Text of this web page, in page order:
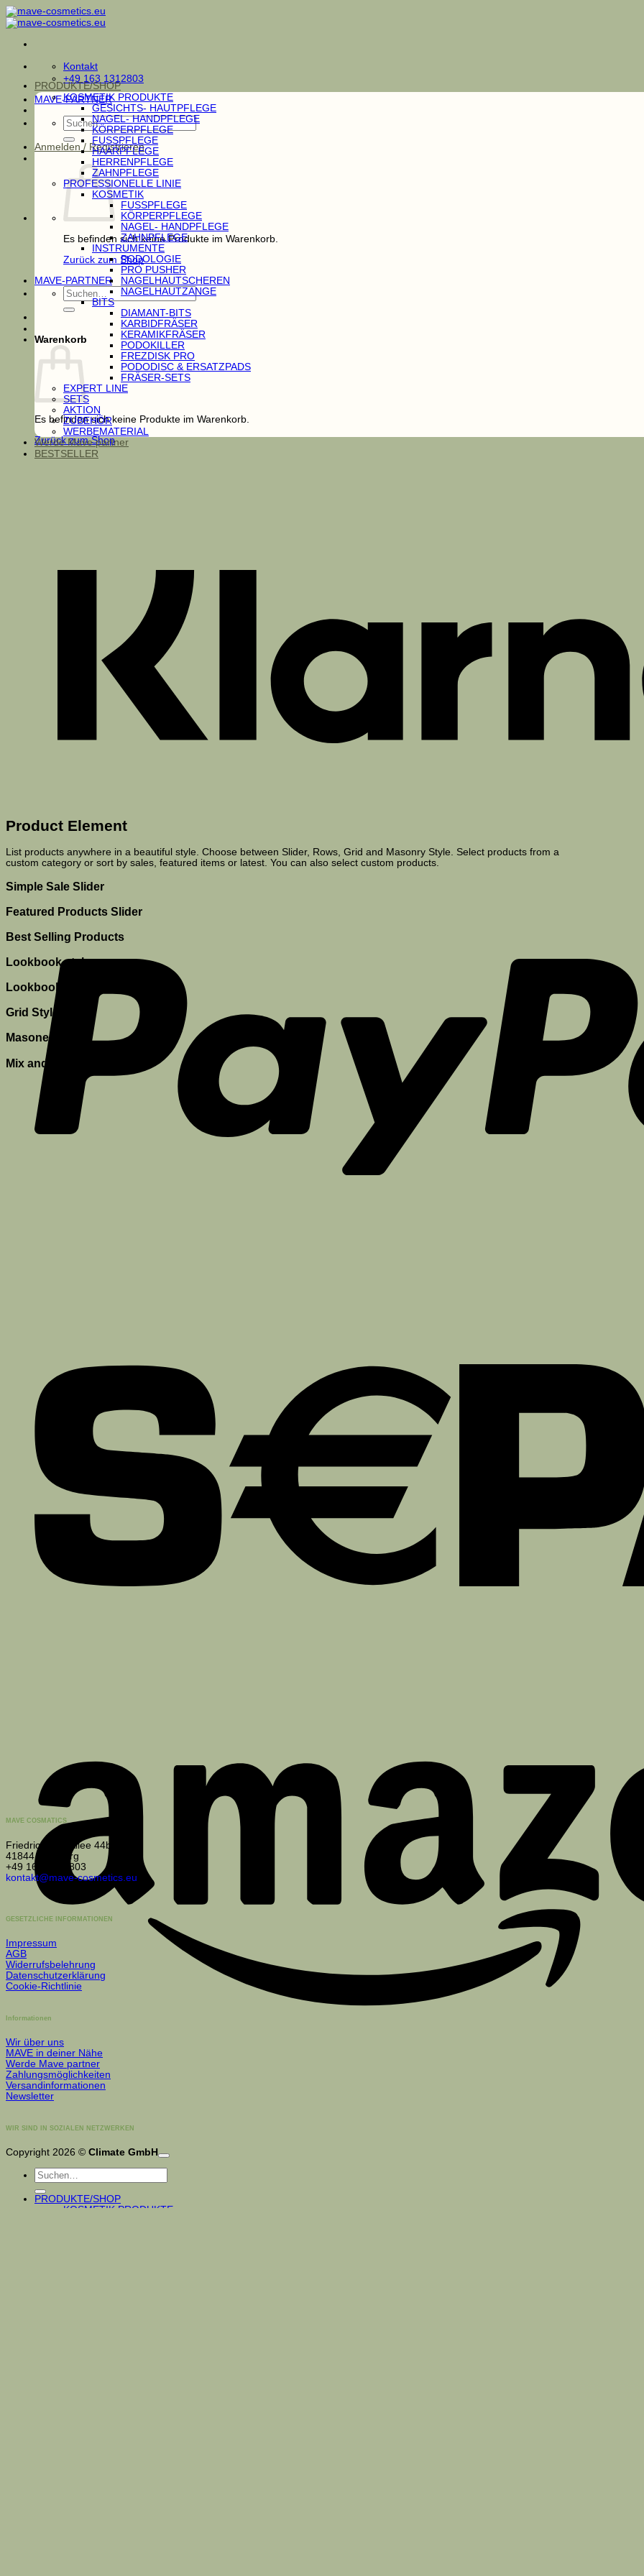
Zum
Inhalt
springen
Kontakt
+49 163 1312803
MAVE-PARTNER
Suchen
nach:
Anmelden / Registrieren
Es befinden sich keine Produkte im Warenkorb.
Zurück zum Shop
MAVE-PARTNER
Suchen
nach:
Warenkorb
Es befinden sich keine Produkte im Warenkorb.
Zurück zum Shop
PRODUKTE/SHOP
KOSMETIK PRODUKTE
GESICHTS- HAUTPFLEGE
NAGEL- HANDPFLEGE
KÖRPERPFLEGE
FUSSPFLEGE
HAARPFLEGE
HERRENPFLEGE
ZAHNPFLEGE
PROFESSIONELLE LINIE
KOSMETIK
FUSSPFLEGE
KÖRPERPFLEGE
NAGEL- HANDPFLEGE
ZAHNPFLEGE
INSTRUMENTE
PODOLOGIE
PRO PUSHER
NAGELHAUTSCHEREN
NAGELHAUTZANGE
BITS
DIAMANT-BITS
KARBIDFRÄSER
KERAMIKFRÄSER
PODOKILLER
FREZDISK PRO
PODODISC & ERSATZPADS
FRÄSER-SETS
EXPERT LINE
SETS
AKTION
ZUBEHÖR
WERBEMATERIAL
Werde Mave partner
BESTSELLER
Product Element
List products anywhere in a beautiful style. Choose between Slider, Rows, Grid and Masonry Style. Select products from a
custom category or sort by sales, featured items or latest. You can also select custom products.
Simple Sale Slider
Featured Products Slider
Best Selling Products
Lookbook style
Lookbook style 2
Grid Style
Masonery Style
Mix and match styles
MAVE COSMATICS
Friedrich-List-Allee 44b
41844 Wegberg
+49 163 1312803
kontakt@mave-cosmetics.eu
GESETZLICHE INFORMATIONEN
Impressum
AGB
Widerrufsbelehrung
Datenschutzerklärung
Cookie-Richtlinie
Informationen
Wir über uns
MAVE in deiner Nähe
Werde Mave partner
Zahlungsmöglichkeiten
Versandinformationen
Newsletter
WIR SIND IN SOZIALEN NETZWERKEN
Copyright 2026 © Climate GmbH
Suchen
nach:
PRODUKTE/SHOP
KOSMETIK PRODUKTE